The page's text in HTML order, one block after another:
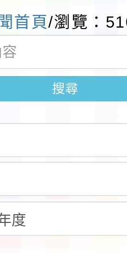
中華民國畫廊
TAIPEI臺北
藝術教育日」
學年度第1學
考代課鐘點教
公告分次招考)
兒童課後照顧
訓練課程
體育總會划船
桃園市運動會
海洋艇及
變更地點
年度
費接種對象擴
度迎新活動暨
程表
首頁/瀏覽：
搜尋